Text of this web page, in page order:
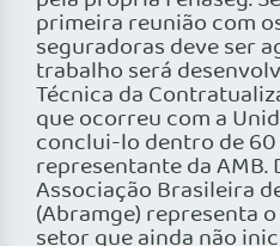
primeira reunião com
seguradoras deve ser
trabalho será
Técnica da
que ocorreu com a
conclui-lo dentro de 60
representante da AMB.
Associação Brasileira
(Abramge) representa